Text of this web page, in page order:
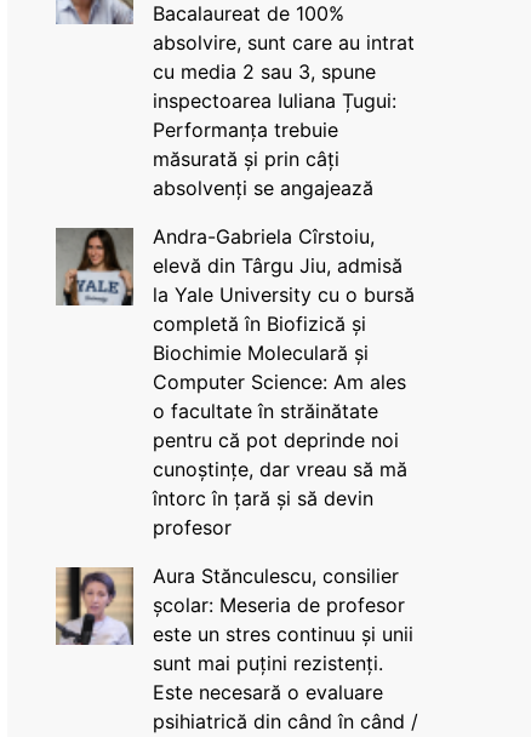
Bacalaureat de 100%
absolvire, sunt care au intrat
cu media 2 sau 3, spune
inspectoarea Iuliana Țugui:
Performanța trebuie
măsurată și prin câți
absolvenți se angajează
Andra-Gabriela Cîrstoiu,
elevă din Târgu Jiu, admisă
la Yale University cu o bursă
completă în Biofizică și
Biochimie Moleculară și
Computer Science: Am ales
o facultate în străinătate
pentru că pot deprinde noi
cunoștințe, dar vreau să mă
întorc în țară și să devin
profesor
Aura Stănculescu, consilier
școlar: Meseria de profesor
este un stres continuu și unii
sunt mai puțini rezistenți.
Este necesară o evaluare
psihiatrică din când în când /